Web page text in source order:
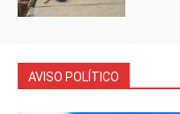
AVISO POLÍTICO